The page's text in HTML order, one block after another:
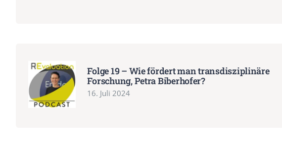
Folge 19 – Wie fördert man transdisziplinäre
Forschung, Petra Biberhofer?
16. Juli 2024